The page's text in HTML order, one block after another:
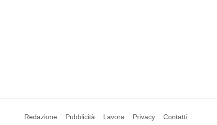
Redazione Pubblicità Lavora Privacy Contatti